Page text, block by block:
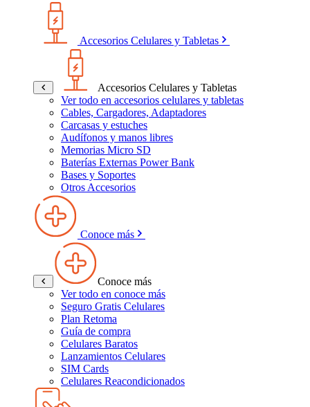
Accesorios Celulares y Tabletas
Accesorios Celulares y Tabletas
Ver todo en accesorios celulares y tabletas
Cables, Cargadores, Adaptadores
Carcasas y estuches
Audífonos y manos libres
Memorias Micro SD
Baterías Externas Power Bank
Bases y Soportes
Otros Accesorios
Conoce más
Conoce más
Ver todo en conoce más
Seguro Gratis Celulares
Plan Retoma
Guía de compra
Celulares Baratos
Lanzamientos Celulares
SIM Cards
Celulares Reacondicionados